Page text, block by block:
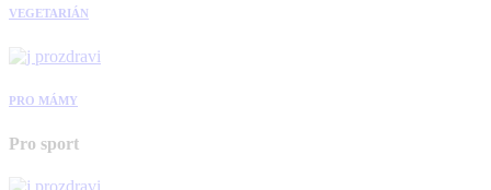
VEGETARIÁN
PRO MÁMY
Pro sport